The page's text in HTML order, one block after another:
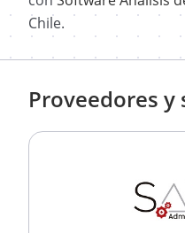
Chile.
Proveedores y